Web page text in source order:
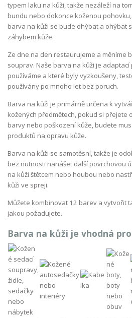
typem laku na kůži, takže nezáleží na
bundu nebo dokonce koženou
barva na kůži se bude ohýbat a ohýbat
záhybem kůže.
Ze dne na den restaurujeme a měníme
souprav. Naše barva na kůži je
používáme a které byly vyzkoušeny,
používány po mnoho let bez poruch.
Barva na kůži je primárně určena k
kožených předmětech, pokud si přejete
barvy nebo poškození kůže, budete
produktů na opravu kůže.
Barva na kůži se samotěsní, takže je
bez nutnosti nanášet další povrchovou
na kůži štětcem nebo houbou nebo
kůži ve spreji.
Můžete kombinovat 12 barev a vytvořit
jakou požadujete.
Barva na kůži je vhodná pro